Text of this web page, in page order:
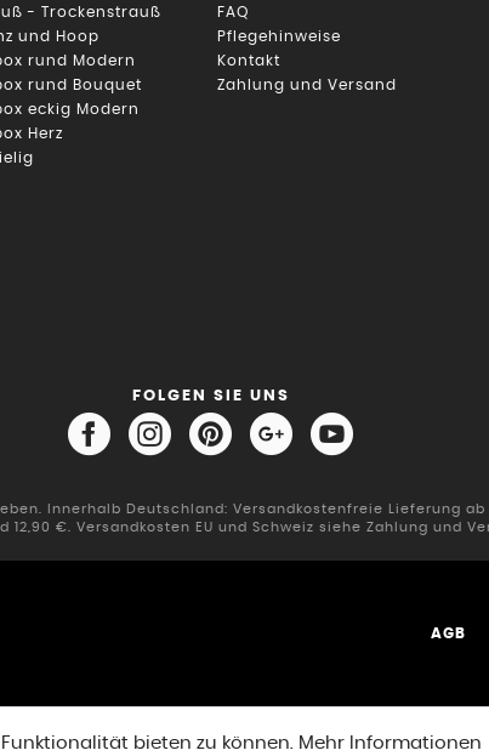
- Trockenstrauß
und Hoop
rund Modern
rund Bouquet
eckig Modern
Herz
FAQ
Pflegehinweise
Kontakt
Zahlung und Versand
FOLGEN SIE UNS
Innerhalb Deutschland: Versandkostenfreie Lieferung
12,90 €. Versandkosten EU und Schweiz siehe Zahlung und
AGB
bieten zu können. Mehr Informationen